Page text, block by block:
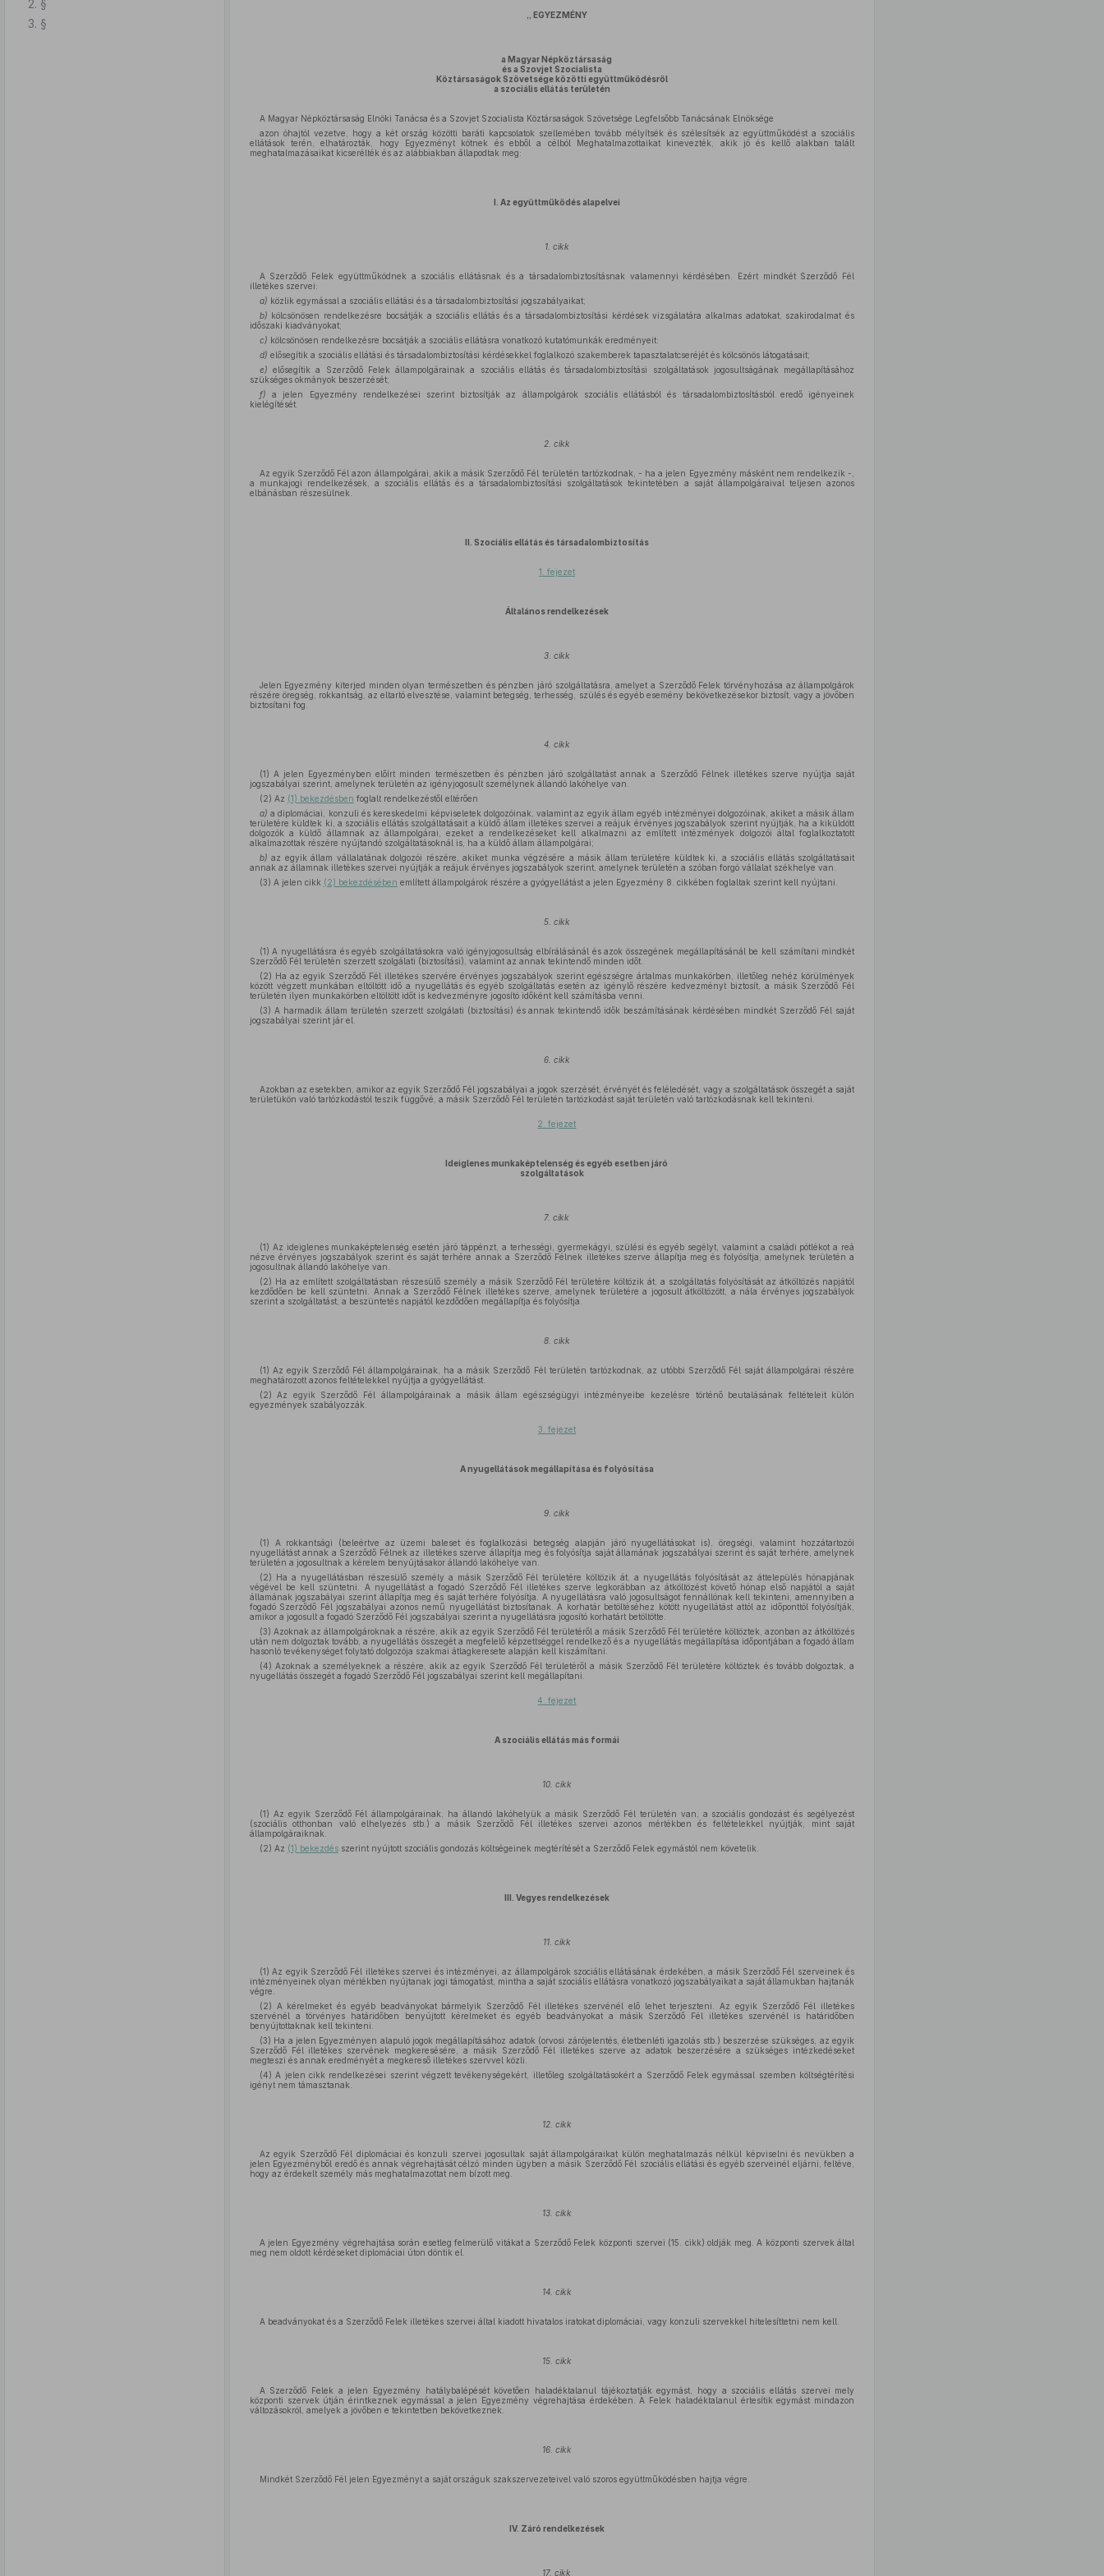
2. §
3. §
„ EGYEZMÉNY
a Magyar Népköztársaság
és a Szovjet Szocialista
Köztársaságok Szövetsége közötti együttműködésről
a szociális ellátás területén
A Magyar Népköztársaság Elnöki Tanácsa és a Szovjet Szocialista Köztársaságok Szövetsége Legfelsőbb Tanácsának Elnöksége
azon óhajtól vezetve, hogy a két ország közötti baráti kapcsolatok szellemében tovább mélyítsék és szélesítsék az együttműködést a szociális
ellátások terén, elhatározták, hogy Egyezményt kötnek és ebből a célból Meghatalmazottaikat kinevezték, akik jó és kellő alakban talált
meghatalmazásaikat kicserélték és az alábbiakban állapodtak meg:
I. Az együttműködés alapelvei
1. cikk
A Szerződő Felek együttműködnek a szociális ellátásnak és a társadalombiztosításnak valamennyi kérdésében. Ezért mindkét Szerződő Fél
illetékes szervei:
a) közlik egymással a szociális ellátási és a társadalombiztosítási jogszabályaikat;
b) kölcsönösen rendelkezésre bocsátják a szociális ellátás és a társadalombiztosítási kérdések vizsgálatára alkalmas adatokat, szakirodalmat és
időszaki kiadványokat;
c) kölcsönösen rendelkezésre bocsátják a szociális ellátásra vonatkozó kutatómunkák eredményeit:
d) elősegítik a szociális ellátási és társadalombiztosítási kérdésekkel foglalkozó szakemberek tapasztalatcseréjét és kölcsönös látogatásait;
e) elősegítik a Szerződő Felek állampolgárainak a szociális ellátás és társadalombiztosítási szolgáltatások jogosultságának megállapításához
szükséges okmányok beszerzését;
f) a jelen Egyezmény rendelkezései szerint biztosítják az állampolgárok szociális ellátásból és társadalombiztosításból eredő igényeinek
kielégítését.
2. cikk
Az egyik Szerződő Fél azon állampolgárai, akik a másik Szerződő Fél területén tartózkodnak, - ha a jelen Egyezmény másként nem rendelkezik -,
a munkajogi rendelkezések, a szociális ellátás és a társadalombiztosítási szolgáltatások tekintetében a saját állampolgáraival teljesen azonos
elbánásban részesülnek.
II. Szociális ellátás és társadalombiztosítás
1. fejezet
Általános rendelkezések
3. cikk
Jelen Egyezmény kiterjed minden olyan természetben és pénzben járó szolgáltatásra, amelyet a Szerződő Felek törvényhozása az állampolgárok
részére öregség, rokkantság, az eltartó elvesztése, valamint betegség, terhesség, szülés és egyéb esemény bekövetkezésekor biztosít, vagy a jövőben
biztosítani fog.
4. cikk
(1) A jelen Egyezményben előírt minden természetben és pénzben járó szolgáltatást annak a Szerződő Félnek illetékes szerve nyújtja saját
jogszabályai szerint, amelynek területén az igényjogosult személynek állandó lakóhelye van.
(2) Az (1) bekezdésben foglalt rendelkezéstől eltérően
a) a diplomáciai, konzuli és kereskedelmi képviseletek dolgozóinak, valamint az egyik állam egyéb intézményei dolgozóinak, akiket a másik állam
területére küldtek ki, a szociális ellátás szolgáltatásait a küldő állam illetékes szervei a reájuk érvényes jogszabályok szerint nyújtják, ha a kiküldött
dolgozók a küldő államnak az állampolgárai, ezeket a rendelkezéseket kell alkalmazni az említett intézmények dolgozói által foglalkoztatott
alkalmazottak részére nyújtandó szolgáltatásoknál is, ha a küldő állam állampolgárai;
b) az egyik állam vállalatának dolgozói részére, akiket munka végzésére a másik állam területére küldtek ki, a szociális ellátás szolgáltatásait
annak az államnak illetékes szervei nyújtják a reájuk érvényes jogszabályok szerint, amelynek területén a szóban forgó vállalat székhelye van.
(3) A jelen cikk (2) bekezdésében említett állampolgárok részére a gyógyellátást a jelen Egyezmény 8. cikkében foglaltak szerint kell nyújtani.
5. cikk
(1) A nyugellátásra és egyéb szolgáltatásokra való igényjogosultság elbírálásánál és azok összegének megállapításánál be kell számítani mindkét
Szerződő Fél területén szerzett szolgálati (biztosítási), valamint az annak tekintendő minden időt.
(2) Ha az egyik Szerződő Fél illetékes szervére érvényes jogszabályok szerint egészségre ártalmas munkakörben, illetőleg nehéz körülmények
között végzett munkában eltöltött idő a nyugellátás és egyéb szolgáltatás esetén az igénylő részére kedvezményt biztosít, a másik Szerződő Fél
területén ilyen munkakörben eltöltött időt is kedvezményre jogosító időként kell számításba venni.
(3) A harmadik állam területén szerzett szolgálati (biztosítási) és annak tekintendő idők beszámításának kérdésében mindkét Szerződő Fél saját
jogszabályai szerint jár el.
6. cikk
Azokban az esetekben, amikor az egyik Szerződő Fél jogszabályai a jogok szerzését, érvényét és feléledését, vagy a szolgáltatások összegét a saját
területükön való tartózkodástól teszik függővé, a másik Szerződő Fél területén tartózkodást saját területén való tartózkodásnak kell tekinteni.
2. fejezet
Ideiglenes munkaképtelenség és egyéb esetben járó
szolgáltatások
7. cikk
(1) Az ideiglenes munkaképtelenség esetén járó táppénzt, a terhességi, gyermekágyi, szülési és egyéb segélyt, valamint a családi pótlékot a reá
nézve érvényes jogszabályok szerint és saját terhére annak a Szerződő Félnek illetékes szerve állapítja meg és folyósítja, amelynek területén a
jogosultnak állandó lakóhelye van.
(2) Ha az említett szolgáltatásban részesülő személy a másik Szerződő Fél területére költözik át, a szolgáltatás folyósítását az átköltözés napjától
kezdődően be kell szüntetni. Annak a Szerződő Félnek illetékes szerve, amelynek területére a jogosult átköltözött, a nála érvényes jogszabályok
szerint a szolgáltatást, a beszüntetés napjától kezdődően megállapítja és folyósítja.
8. cikk
(1) Az egyik Szerződő Fél állampolgárainak, ha a másik Szerződő Fél területén tartózkodnak, az utóbbi Szerződő Fél saját állampolgárai részére
meghatározott azonos feltételekkel nyújtja a gyógyellátást.
(2) Az egyik Szerződő Fél állampolgárainak a másik állam egészségügyi intézményeibe kezelésre történő beutalásának feltételeit külön
egyezmények szabályozzák.
3. fejezet
A nyugellátások megállapítása és folyósítása
9. cikk
(1) A rokkantsági (beleértve az üzemi baleset és foglalkozási betegség alapján járó nyugellátásokat is), öregségi, valamint hozzátartozói
nyugellátást annak a Szerződő Félnek az illetékes szerve állapítja meg és folyósítja saját államának jogszabályai szerint és saját terhére, amelynek
területén a jogosultnak a kérelem benyújtásakor állandó lakóhelye van.
(2) Ha a nyugellátásban részesülő személy a másik Szerződő Fél területére költözik át, a nyugellátás folyósítását az áttelepülés hónapjának
végével be kell szüntetni. A nyugellátást a fogadó Szerződő Fél illetékes szerve legkorábban az átköltözést követő hónap első napjától a saját
államának jogszabályai szerint állapítja meg és saját terhére folyósítja. A nyugellátásra való jogosultságot fennállónak kell tekinteni, amennyiben a
fogadó Szerződő Fél jogszabályai azonos nemű nyugellátást biztosítanak. A korhatár betöltéséhez kötött nyugellátást attól az időponttól folyósítják,
amikor a jogosult a fogadó Szerződő Fél jogszabályai szerint a nyugellátásra jogosító korhatárt betöltötte.
(3) Azoknak az állampolgároknak a részére, akik az egyik Szerződő Fél területéről a másik Szerződő Fél területére költöztek, azonban az átköltözés
után nem dolgoztak tovább, a nyugellátás összegét a megfelelő képzettséggel rendelkező és a nyugellátás megállapítása időpontjában a fogadó állam
hasonló tevékenységet folytató dolgozója szakmai átlagkeresete alapján kell kiszámítani.
(4) Azoknak a személyeknek a részére, akik az egyik Szerződő Fél területéről a másik Szerződő Fél területére költöztek és tovább dolgoztak, a
nyugellátás összegét a fogadó Szerződő Fél jogszabályai szerint kell megállapítani.
4. fejezet
A szociális ellátás más formái
10. cikk
(1) Az egyik Szerződő Fél állampolgárainak, ha állandó lakóhelyük a másik Szerződő Fél területén van, a szociális gondozást és segélyezést
(szociális otthonban való elhelyezés stb.) a másik Szerződő Fél illetékes szervei azonos mértékben és feltételekkel nyújtják, mint saját
állampolgáraiknak.
(2) Az (1) bekezdésszerint nyújtott szociális gondozás költségeinek megtérítését a Szerződő Felek egymástól nem követelik.
III. Vegyes rendelkezések
11. cikk
(1) Az egyik Szerződő Fél illetékes szervei és intézményei, az állampolgárok szociális ellátásának érdekében, a másik Szerződő Fél szerveinek és
intézményeinek olyan mértékben nyújtanak jogi támogatást, mintha a saját szociális ellátásra vonatkozó jogszabályaikat a saját államukban hajtanák
végre.
(2) A kérelmeket és egyéb beadványokat bármelyik Szerződő Fél illetékes szervénél elő lehet terjeszteni. Az egyik Szerződő Fél illetékes
szervénél a törvényes határidőben benyújtott kérelmeket és egyéb beadványokat a másik Szerződő Fél illetékes szervénél is határidőben
benyújtottaknak kell tekinteni.
(3) Ha a jelen Egyezményen alapuló jogok megállapításához adatok (orvosi zárójelentés, életbenléti igazolás stb.) beszerzése szükséges, az egyik
Szerződő Fél illetékes szervének megkeresésére, a másik Szerződő Fél illetékes szerve az adatok beszerzésére a szükséges intézkedéseket
megteszi és annak eredményét a megkereső illetékes szervvel közli.
(4) A jelen cikk rendelkezései szerint végzett tevékenységekért, illetőleg szolgáltatásokért a Szerződő Felek egymással szemben költségtérítési
igényt nem támasztanak.
12. cikk
Az egyik Szerződő Fél diplomáciai és konzuli szervei jogosultak saját állampolgáraikat külön meghatalmazás nélkül képviselni és nevükben a
jelen Egyezményből eredő és annak végrehajtását célzó minden ügyben a másik Szerződő Fél szociális ellátási és egyéb szerveinél eljárni, feltéve,
hogy az érdekelt személy más meghatalmazottat nem bízott meg.
13. cikk
A jelen Egyezmény végrehajtása során esetleg felmerülő vitákat a Szerződő Felek központi szervei (15. cikk) oldják meg. A központi szervek által
meg nem oldott kérdéseket diplomáciai úton döntik el.
14. cikk
A beadványokat és a Szerződő Felek illetékes szervei által kiadott hivatalos iratokat diplomáciai, vagy konzuli szervekkel hitelesíttetni nem kell.
15. cikk
A Szerződő Felek a jelen Egyezmény hatálybalépését követően haladéktalanul tájékoztatják egymást, hogy a szociális ellátás szervei mely
központi szervek útján érintkeznek egymással a jelen Egyezmény végrehajtása érdekében. A Felek haladéktalanul értesítik egymást mindazon
változásokról, amelyek a jövőben e tekintetben bekövetkeznek.
16. cikk
Mindkét Szerződő Fél jelen Egyezményt a saját országuk szakszervezeteivel való szoros együttműködésben hajtja végre.
IV. Záró rendelkezések
17. cikk